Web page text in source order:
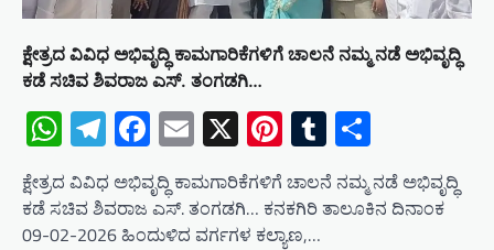
ಕ್ಷೇತ್ರದ ವಿವಿಧ ಅಭಿವೃದ್ಧಿ ಕಾಮಗಾರಿಕೆಗಳಿಗೆ ಚಾಲನೆ ನಮ್ಮ ನಡೆ ಅಭಿವೃದ್ಧಿ
ಕಡೆ ಸಚಿವ ಶಿವರಾಜ ಎಸ್‌. ತಂಗಡಗಿ…
WhatsApp
Telegram
Facebook
Email
X Pinterest
Tumblr
ಕ್ಷೇತ್ರದ ವಿವಿಧ ಅಭಿವೃದ್ಧಿ ಕಾಮಗಾರಿಕೆಗಳಿಗೆ ಚಾಲನೆ ನಮ್ಮ ನಡೆ ಅಭಿವೃದ್ಧಿ
ಕಡೆ ಸಚಿವ ಶಿವರಾಜ ಎಸ್‌. ತಂಗಡಗಿ… ಕನಕಗಿರಿ ತಾಲೂಕಿನ ದಿನಾಂಕ
09-02-2026 ಹಿಂದುಳಿದ ವರ್ಗಗಳ ಕಲ್ಯಾಣ,…